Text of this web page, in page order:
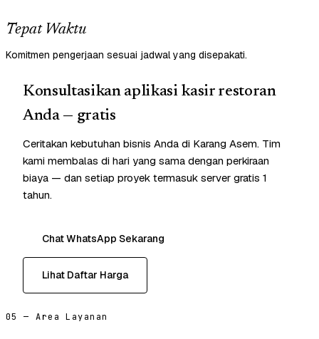
Tepat Waktu
Komitmen pengerjaan sesuai jadwal yang disepakati.
Konsultasikan aplikasi kasir restoran
Anda — gratis
Ceritakan kebutuhan bisnis Anda di Karang Asem. Tim
kami membalas di hari yang sama dengan perkiraan
biaya — dan setiap proyek termasuk server gratis 1
tahun.
Chat WhatsApp Sekarang
Lihat Daftar Harga
05 — Area Layanan